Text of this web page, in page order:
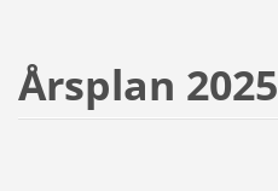
Årsplan 2025